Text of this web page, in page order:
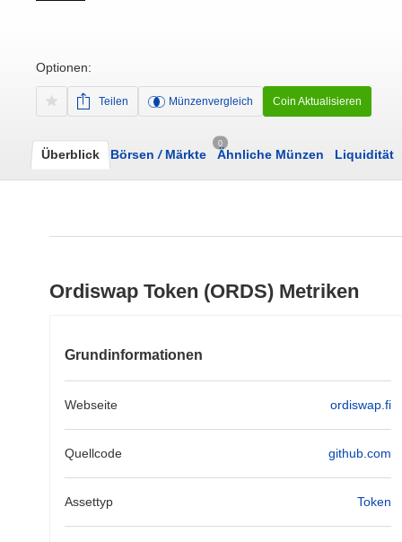
Optionen:
Teilen Münzenvergleich Coin Aktualisieren
Überblick Börsen /Märkte
0
Ähnliche Münzen Liquidität
Ordiswap Token (ORDS) Metriken
Grundinformationen
Webseite ordiswap.fi
Quellcode github.com
Assettyp Token